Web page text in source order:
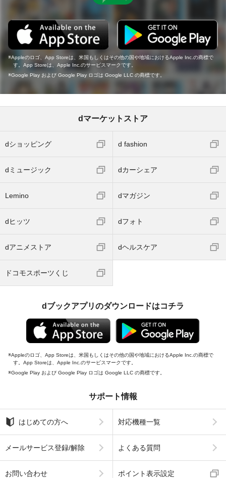
Appleのロゴ、App Storeは、米国もしくはその他の国や地域におけるApple Inc.の商標で
す。App Storeは、Apple Inc.のサービスマークです。
Google Play および Google Play ロゴは Google LLC の商標です。
dマーケットストア
dショッピング d fashion
dミュージック dカーシェア
Lemino dマガジン
dヒッツ dフォト
dアニメストア dヘルスケア
ドコモスポーツくじ
dブックアプリのダウンロードはコチラ
Appleのロゴ、App Storeは、米国もしくはその他の国や地域におけるApple Inc.の商標で
す。App Storeは、Apple Inc.のサービスマークです。
Google Play および Google Play ロゴは Google LLC の商標です。
サポート情報
はじめての方へ 対応機種一覧
メールサービス登録/解除 よくある質問
お問い合わせ ポイント表示設定